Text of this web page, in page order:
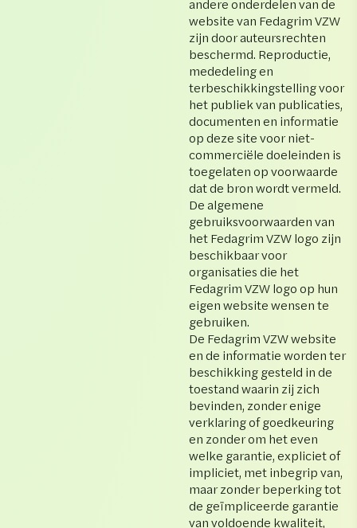
website van Fedagrim VZW
zijn door auteursrechten
beschermd. Reproductie,
mededeling en
terbeschikkingstelling voor
het publiek van publicaties,
documenten en informatie
op deze site voor niet-
commerciële doeleinden is
toegelaten op voorwaarde
dat de bron wordt vermeld.
De algemene
gebruiksvoorwaarden van
het Fedagrim VZW logo zijn
beschikbaar voor
organisaties die het
Fedagrim VZW logo op hun
eigen website wensen te
gebruiken.
De Fedagrim VZW website
en de informatie worden ter
beschikking gesteld in de
toestand waarin zij zich
bevinden, zonder enige
verklaring of goedkeuring
en zonder om het even
welke garantie, expliciet of
impliciet, met inbegrip van,
maar zonder beperking tot
de geïmpliceerde garantie
van voldoende kwaliteit,